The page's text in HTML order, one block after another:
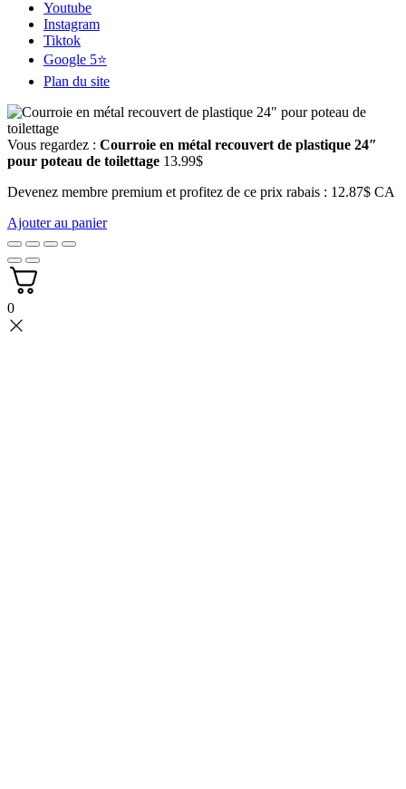
Youtube
Instagram
Tiktok
Google 5⭐
Plan du site
Vous regardez : Courroie en métal recouvert de plastique 24″
pour poteau de toilettage 13.99$
Devenez membre premium et profitez de ce prix rabais : 12.87$ CA
Ajouter au panier
0